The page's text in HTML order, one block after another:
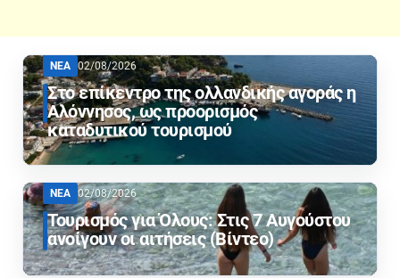
ΝΕΑ 02/08/2026
Στο επίκεντρο της ολλανδικής αγοράς η
Αλόννησος, ως προορισμός
καταδυτικού τουρισμού
ΝΕΑ 02/08/2026
Τουρισμός για Όλους: Στις 7 Αυγούστου
ανοίγουν οι αιτήσεις (Βίντεο)